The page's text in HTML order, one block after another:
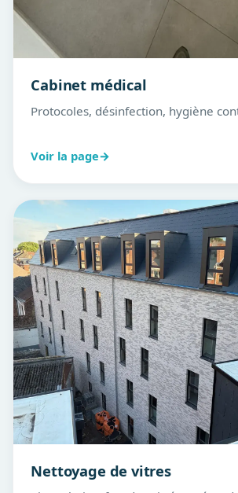
Cabinet médical
Protocoles, désinfection, hygiène
Voir la page→
Nettoyage de vitres